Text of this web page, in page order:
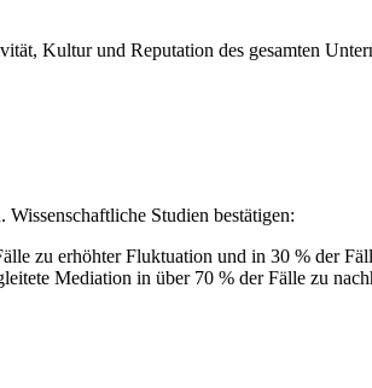
Kultur und Reputation des gesamten
Studien bestätigen:
zu erhöhter Fluktuation und in 30 % der
Mediation in über 70 % der Fälle zu